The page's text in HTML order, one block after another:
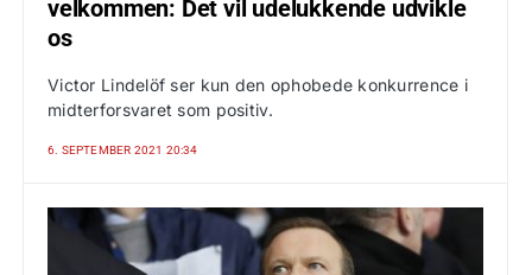
velkommen: Det vil udelukkende udvikle
os
Victor Lindelöf ser kun den ophobede konkurrence i
midterforsvaret som positiv.
6. SEPTEMBER 2021 20:34